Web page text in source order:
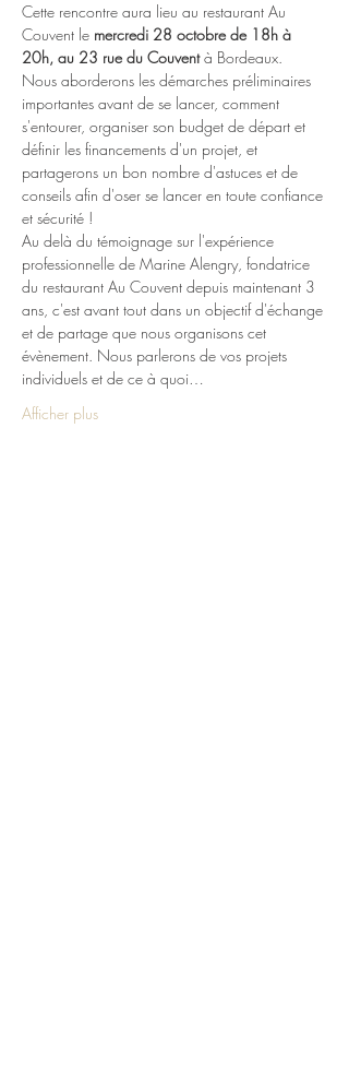
Cette rencontre aura lieu au restaurant Au
Couvent le mercredi 28 octobre de 18h à
20h, au 23 rue du Couvent à Bordeaux.
Nous aborderons les démarches préliminaires
importantes avant de se lancer, comment
s'entourer, organiser son budget de départ et
définir les financements d'un projet, et
partagerons un bon nombre d'astuces et de
conseils afin d'oser se lancer en toute confiance
et sécurité !
Au delà du témoignage sur l'expérience
professionnelle de Marine Alengry, fondatrice
du restaurant Au Couvent depuis maintenant 3
ans, c'est avant tout dans un objectif d'échange
et de partage que nous organisons cet
évènement. Nous parlerons de vos projets
individuels et de ce à quoi…
Afficher plus